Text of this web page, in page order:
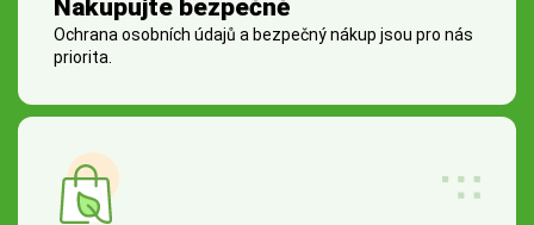
Nakupujte bezpečně
Ochrana osobních údajů a bezpečný nákup jsou pro nás
priorita.